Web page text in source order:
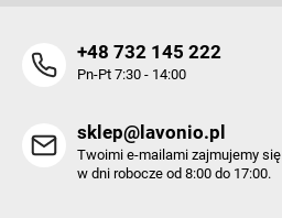
+48 732 145 222
Pn-Pt 7:30 - 14:00
sklep@lavonio.pl
Twoimi e-mailami zajmujemy się
w dni robocze od 8:00 do 17:00.